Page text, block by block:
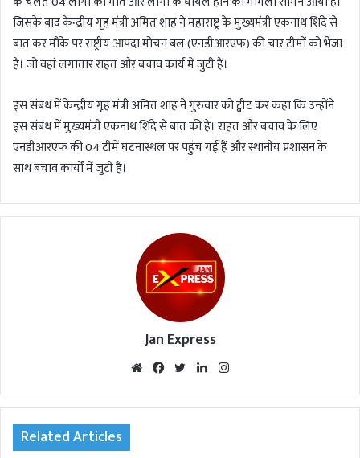
जिसके बाद केन्द्रीय गृह मंत्री अमित शाह ने महाराष्ट्र के मुख्यमंत्री एकनाथ शिंदे से
बात कर मौके पर राष्ट्रीय आपदा मोचन बल (एनडीआरएफ) की चार टीमों को भेजा
है। जो वहां लगातार राहत और बचाव कार्य में जुटी हैं।
इस संबंध में केन्द्रीय गृह मंत्री अमित शाह ने गुरुवार को ट्वीट कर कहा कि उन्होंने
इस संबंध में मुख्यमंत्री एकनाथ शिंदे से बात की है। राहत और बचाव के लिए
एनडीआरएफ की 04 टीमें घटनास्थल पर पहुंच गई हैं और स्थानीय प्रशासन के
साथ बचाव कार्यों में जुटी हैं।
Jan Express
We
te
Fac
oo
Twi
r
Lin
In am
Related Articles